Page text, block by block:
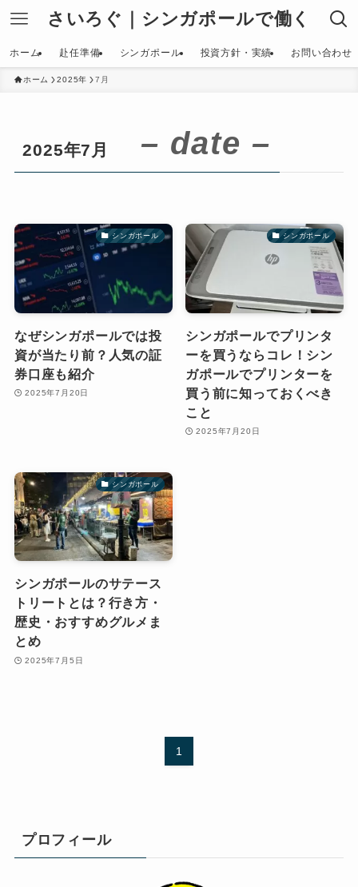
さいろぐ｜シンガポールで働く
ホーム 赴任準備 シンガポール 投資方針・実績 お問い合わせ
ホーム 2025年 7月
2025年7月 – date –
シンガポール
なぜシンガポールでは投
資が当たり前？人気の証
券口座も紹介
2025年7月20日
シンガポール
シンガポールでプリンタ
ーを買うならコレ！シン
ガポールでプリンターを
買う前に知っておくべき
こと
2025年7月20日
シンガポール
シンガポールのサテース
トリートとは？行き方・
歴史・おすすめグルメま
とめ
2025年7月5日
1
プロフィール